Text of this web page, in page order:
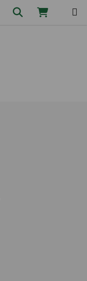
Hľadať